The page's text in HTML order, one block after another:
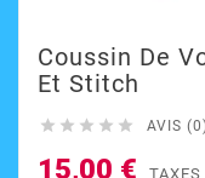
Coussin De
Et Stitch
     AVIS
15,00 €